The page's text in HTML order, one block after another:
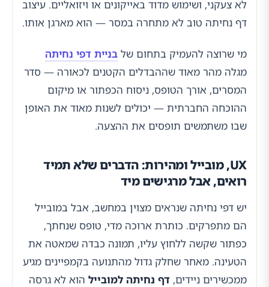
לא צעקני, ושימוש מדוד באייקונים או ויזואליים. עיצוב
דף נחיתה טוב לא מתחרה במסר — הוא מארגן אותו.
מי שרוצה להעמיק בתחום של בניית דפי נחיתה
מגלה מהר מאוד שההבדלים הקטנים לכאורה — סדר
המסרים, אורך הטופס, ניסוח הכפתור או מיקום
ההוכחה החברתית — יכולים לשנות מאוד את האופן
שבו משתמשים תופסים את ההצעה.
UX, מובייל ומהירות: הדברים שלא תמיד
רואים, אבל מרגישים מיד
יש דפי נחיתה שנראים מצוין במחשב, אבל במובייל
הם מתפרקים. כותרת ארוכה מדי, טופס שנחתך,
כפתור שקשה ללחוץ עליו, תמונה כבדה שמאטה את
הטעינה. מאחר שחלק גדול מהתנועה בקמפיינים מגיע
ממכשירים ניידים, דף נחיתה למובייל הוא לא גרסה